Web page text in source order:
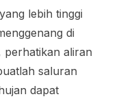
lebih tinggi
di
perhatikan aliran
saluran
dapat